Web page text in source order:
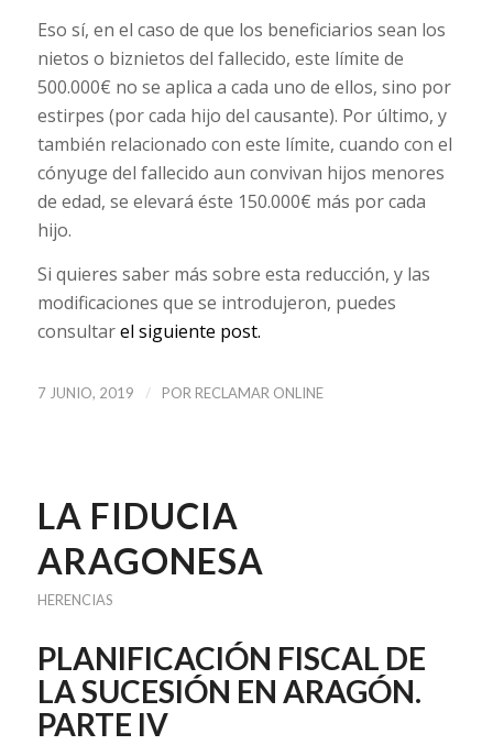
Eso sí, en el caso de que los beneficiarios sean los
nietos o biznietos del fallecido, este límite de
500.000€ no se aplica a cada uno de ellos, sino por
estirpes (por cada hijo del causante). Por último, y
también relacionado con este límite, cuando con el
cónyuge del fallecido aun convivan hijos menores
de edad, se elevará éste 150.000€ más por cada
hijo.
Si quieres saber más sobre esta reducción, y las
modificaciones que se introdujeron, puedes
consultarel siguiente post.
7 JUNIO, 2019 / POR RECLAMAR ONLINE
LA FIDUCIA
ARAGONESA
HERENCIAS
PLANIFICACIÓN FISCAL DE
LA SUCESIÓN EN ARAGÓN.
PARTE IV